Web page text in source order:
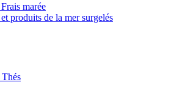
marée
produits de la mer surgelés
Thés